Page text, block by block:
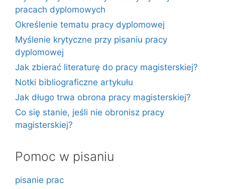
pracach dyplomowych
Określenie tematu pracy dyplomowej
Myślenie krytyczne przy pisaniu pracy
dyplomowej
Jak zbierać literaturę do pracy magisterskiej?
Notki bibliograficzne artykułu
Jak długo trwa obrona pracy magisterskiej?
Co się stanie, jeśli nie obronisz pracy
magisterskiej?
Pomoc w pisaniu
pisanie prac